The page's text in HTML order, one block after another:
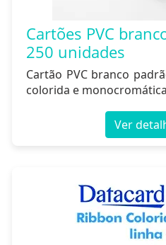
Cartões PVC
250 unidades
Cartão PVC branco
colorida e
Ver